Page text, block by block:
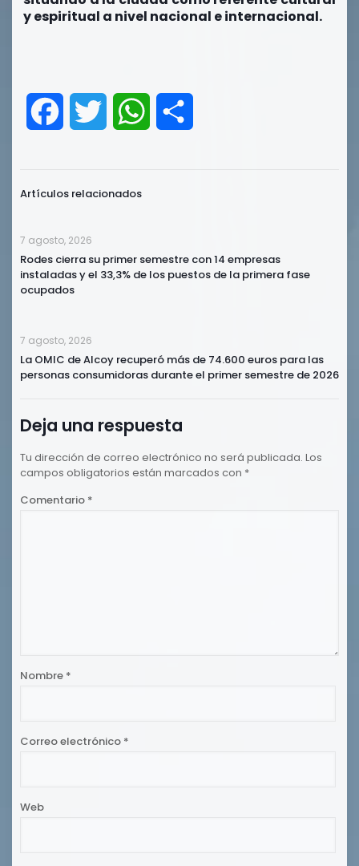
y espiritual a nivel nacional e internacional.
FacebookTwitter WhatsApp
Artículos relacionados
7 agosto, 2026
Rodes cierra su primer semestre con 14 empresas
instaladas y el 33,3% de los puestos de la primera fase
ocupados
7 agosto, 2026
La OMIC de Alcoy recuperó más de 74.600 euros para las
personas consumidoras durante el primer semestre de 2026
Deja una respuesta
Tu dirección de correo electrónico no será publicada. Los
campos obligatorios están marcados con *
Comentario *
Nombre *
Correo electrónico *
Web